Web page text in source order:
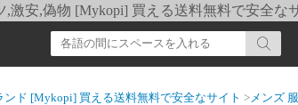
,激安,偽物 [Mykopi] 買える送料無料で安全な
ンド [Mykopi] 買える送料無料で安全なサイト >メンズ 服